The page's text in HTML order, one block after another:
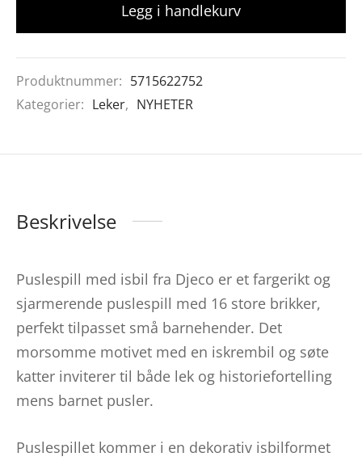
Legg i handlekurv
Produktnummer: 5715622752
Kategorier: Leker, NYHETER
Beskrivelse
Puslespill med isbil fra Djeco er et fargerikt og
sjarmerende puslespill med 16 store brikker,
perfekt tilpasset små barnehender. Det
morsomme motivet med en iskrembil og søte
katter inviterer til både lek og historiefortelling
mens barnet pusler.
Puslespillet kommer i en dekorativ isbilformet